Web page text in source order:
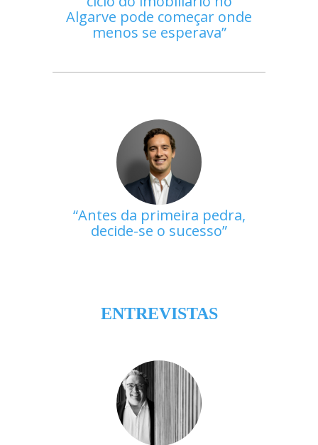
Algarve pode começar onde
menos se esperava
Antes da primeira pedra,
decide-se o sucesso
ENTREVISTAS